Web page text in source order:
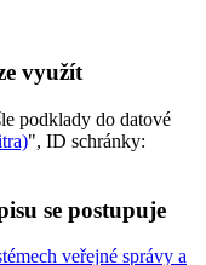
využít
podklady do datové
", ID schránky:
se postupuje
veřejné správy a